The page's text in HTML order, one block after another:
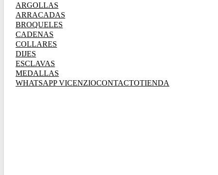
ARGOLLAS
ARRACADAS
BROQUELES
CADENAS
COLLARES
DIJES
ESCLAVAS
MEDALLAS
WHATSAPP VICENZIOCONTACTOTIENDA